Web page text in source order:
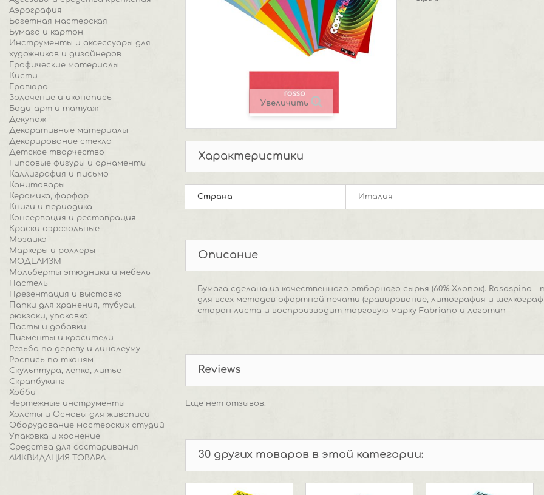
Аэрография
Багетная мастерская
Бумага и картон
Инструменты и аксессуары для
художников и дизайнеров
Графические материалы
Кисти
Гравюра
Золочение и иконопись
Боди-арт и татуаж
Декупаж
Декоративные материалы
Декорирование стекла
Детское творчество
Гипсовые фигуры и орнаменты
Каллиграфия и письмо
Канцтовары
Керамика, фарфор
Книги и периодика
Консервация и реставрация
Краски аэрозольные
Мозаика
Маркеры и роллеры
МОДЕЛИЗМ
Мольберты этюдники и мебель
Пастель
Презентация и выставка
Папки для хранения, тубусы,
рюкзаки, упаковка
Пасты и добавки
Пигменты и красители
Резьба по дереву и линолеуму
Роспись по тканям
Скульптура, лепка, литье
Скрапбукинг
Хобби
Чертежные инструменты
Холсты и Основы для живописи
Оборудование мастерских студий
Упаковка и хранение
Средства для состаривания
ЛИКВИДАЦИЯ ТОВАРА
Увеличить
Характеристики
Страна Италия
Описание
Бумага сделана из качественного отборного сырья (60% Хлопок). Rosaspina
для всех методов офортной печати (гравирование, литография и
сторон листа и воспроизводит торговую марку Fabriano и логотип
Reviews
Еще нет отзывов.
30 других товаров в этой категории: